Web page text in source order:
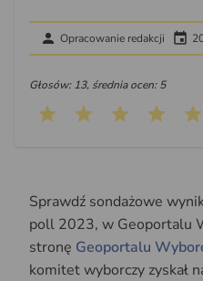
Opracowanie redakcji
Głosów: 13, średnia ocen: 5
Sprawdź sondażowe
poll 2023, w Geoportalu
stronę Geoportalu
komitet wyborczy zyskał